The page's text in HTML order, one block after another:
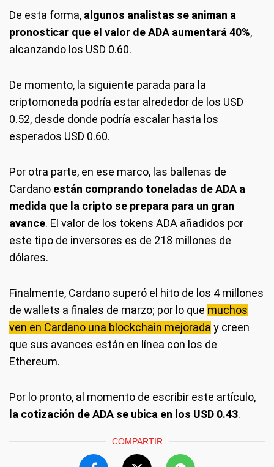
De esta forma, algunos analistas se animan a
pronosticar que el valor de ADA aumentará 40%,
alcanzando los USD 0.60.
De momento, la siguiente parada para la
criptomoneda podría estar alrededor de los USD
0.52, desde donde podría escalar hasta los
esperados USD 0.60.
Por otra parte, en ese marco, las ballenas de
Cardano están comprando toneladas de ADA a
medida que la cripto se prepara para un gran
avance. El valor de los tokens ADA añadidos por
este tipo de inversores es de 218 millones de
dólares.
Finalmente, Cardano superó el hito de los 4 millones
de wallets a finales de marzo; por lo que muchos
ven en Cardano una blockchain mejorada y creen
que sus avances están en línea con los de
Ethereum.
Por lo pronto, al momento de escribir este artículo,
la cotización de ADA se ubica en los USD 0.43.
COMPARTIR